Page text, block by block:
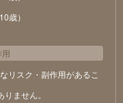
歳）
リスク・副作用があるこ
ません。